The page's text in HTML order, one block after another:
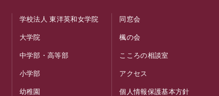
学校法人 東洋英和女学院
大学院
中学部・高等部
小学部
幼稚園
同窓会
楓の会
こころの相談室
アクセス
個人情報保護基本方針